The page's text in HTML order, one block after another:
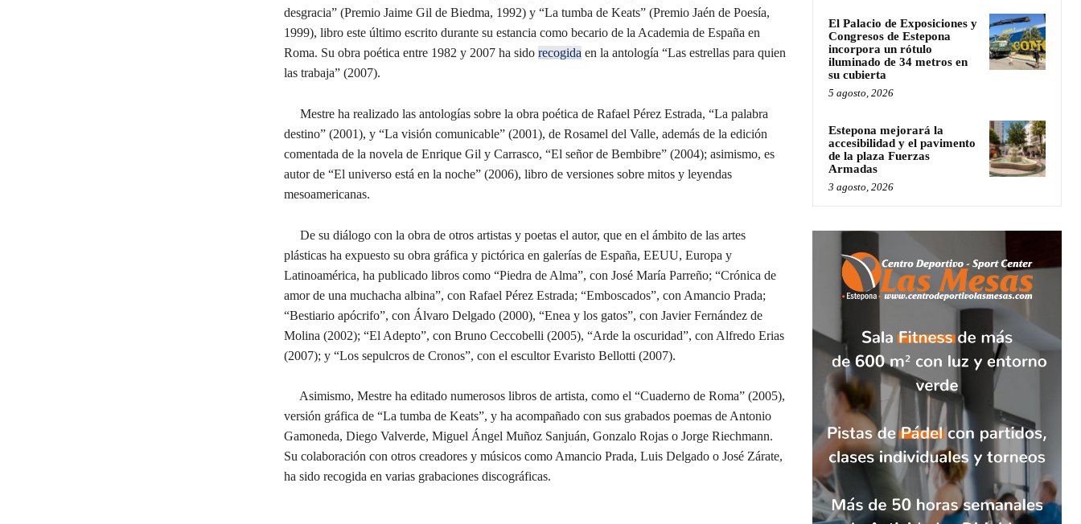
desgracia” (Premio Jaime Gil de Biedma, 1992) y “La tumba de Keats” (Premio Jaén de Poesía,
1999), libro este último escrito durante su estancia como becario de la Academia de España en
Roma. Su obra poética entre 1982 y 2007 ha sido recogida en la antología “Las estrellas para quien
las trabaja” (2007).
Mestre ha realizado las antologías sobre la obra poética de Rafael Pérez Estrada, “La palabra
destino” (2001), y “La visión comunicable” (2001), de Rosamel del Valle, además de la edición
comentada de la novela de Enrique Gil y Carrasco, “El señor de Bembibre” (2004); asimismo, es
autor de “El universo está en la noche” (2006), libro de versiones sobre mitos y leyendas
mesoamericanas.
De su diálogo con la obra de otros artistas y poetas el autor, que en el ámbito de las artes
plásticas ha expuesto su obra gráfica y pictórica en galerías de España, EEUU, Europa y
Latinoamérica, ha publicado libros como “Piedra de Alma”, con José María Parreño; “Crónica de
amor de una muchacha albina”, con Rafael Pérez Estrada; “Emboscados”, con Amancio Prada;
“Bestiario apócrifo”, con Álvaro Delgado (2000), “Enea y los gatos”, con Javier Fernández de
Molina (2002); “El Adepto”, con Bruno Ceccobelli (2005), “Arde la oscuridad”, con Alfredo Erias
(2007); y “Los sepulcros de Cronos”, con el escultor Evaristo Bellotti (2007).
Asimismo, Mestre ha editado numerosos libros de artista, como el “Cuaderno de Roma” (2005),
versión gráfica de “La tumba de Keats”, y ha acompañado con sus grabados poemas de Antonio
Gamoneda, Diego Valverde, Miguel Ángel Muñoz Sanjuán, Gonzalo Rojas o Jorge Riechmann.
Su colaboración con otros creadores y músicos como Amancio Prada, Luis Delgado o José Zárate,
ha sido recogida en varias grabaciones discográficas.
El Palacio de Exposiciones y
Congresos de Estepona
incorpora un rótulo
iluminado de 34 metros en
su cubierta
5 agosto, 2026
Estepona mejorará la
accesibilidad y el pavimento
de la plaza Fuerzas
Armadas
3 agosto, 2026